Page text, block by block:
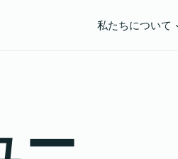
私たちについて